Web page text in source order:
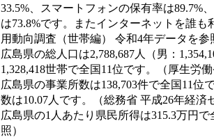
33.5%、スマートフォンの保有率は89.7%
は73.8%です。またインターネットを誰
用動向調査（世帯編） 令和4年データを参
広島県の総人口は2,788,687人（男：
1,328,418世帯で全国11位です。（厚生労
広島県の事業所数は138,703件で全国11位
数は10.07人です。（総務省 平成26年経済
広島県の1人あたり県民所得は315.3万円
照）